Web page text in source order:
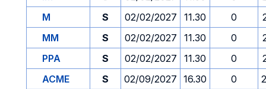
M
S 02/02/2027 11.30 0
MM
S 02/02/2027 11.30 0
PPA
S 02/02/2027 11.30 0
ACME
S 02/09/2027 16.30 0